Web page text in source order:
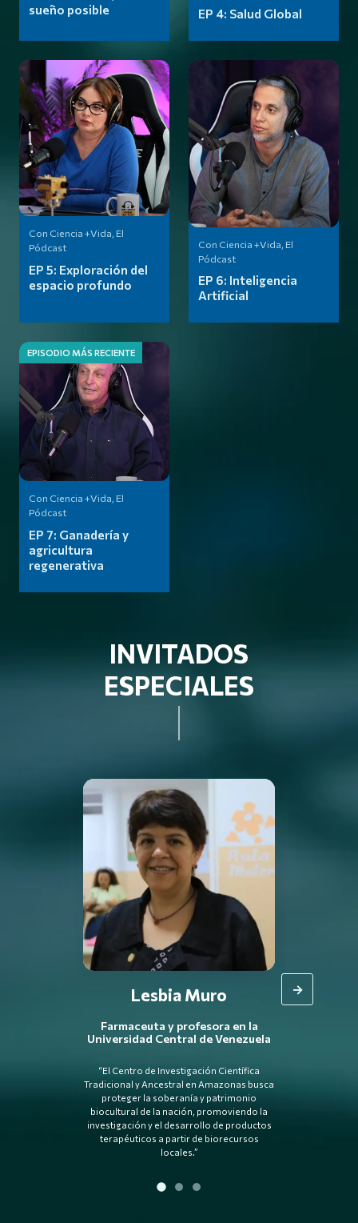
sueño posible
EP 4: Salud Global
Con Ciencia +Vida, El
Pódcast
EP 5: Exploración del
espacio profundo
Con Ciencia +Vida, El
Pódcast
EP 6: Inteligencia
Artificial
EPISODIO MÁS RECIENTE
Con Ciencia +Vida, El
Pódcast
EP 7: Ganadería y
agricultura
regenerativa
INVITADOS
ESPECIALES
Lesbia Muro
Farmaceuta y profesora en la
Universidad Central de Venezuela
“El Centro de Investigación Científica
Tradicional y Ancestral en Amazonas busca
proteger la soberanía y patrimonio
biocultural de la nación, promoviendo la
investigación y el desarrollo de productos
terapéuticos a partir de biorecursos
locales.”
Sergio
→